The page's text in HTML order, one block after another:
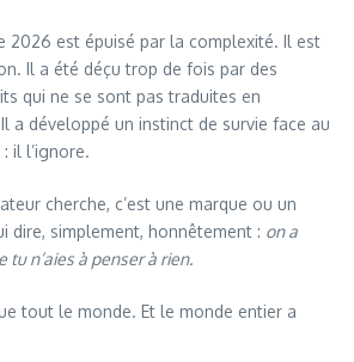
2026 est épuisé par la complexité. Il est
Il a été déçu trop de fois par des
qui ne se sont pas traduites en
a développé un instinct de survie face au
il l’ignore.
cherche, c’est une marque ou un
dire, simplement, honnêtement : on a
tu n’aies à penser à rien.
tout le monde. Et le monde entier a